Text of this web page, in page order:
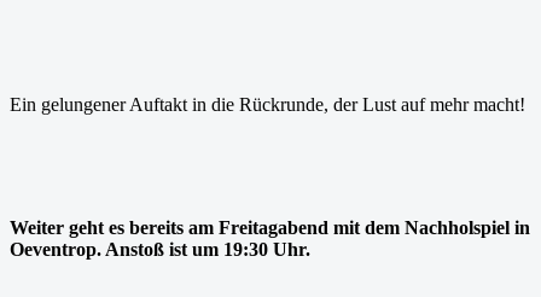
Ein gelungener Auftakt in die Rückrunde, der Lust auf mehr macht!
Weiter geht es bereits am Freitagabend mit dem Nachholspiel in
Oeventrop. Anstoß ist um 19:30 Uhr.